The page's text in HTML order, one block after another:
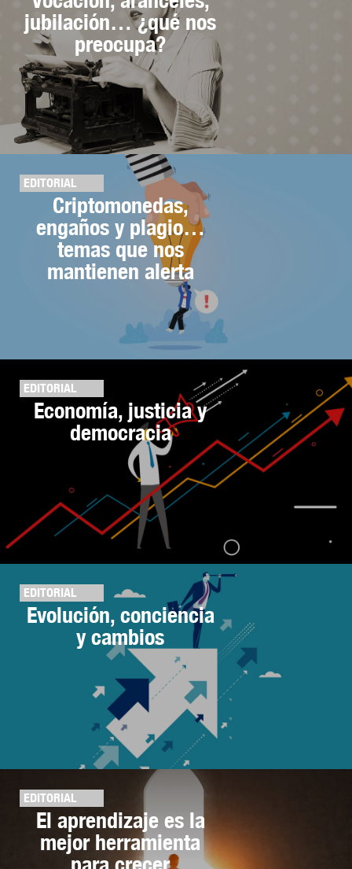
jubilación… ¿qué nos
preocupa?
EDITORIAL
Criptomonedas,
engaños y plagio…
temas que nos
mantienen alerta
EDITORIAL
Economía, justicia y
democracia
EDITORIAL
Evolución, conciencia
y cambios
EDITORIAL
El aprendizaje es la
mejor herramienta